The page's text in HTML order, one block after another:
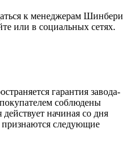
к менеджерам Шинбери
или в социальных сетях.
гарантия завода-
соблюдены
начиная со дня
следующие